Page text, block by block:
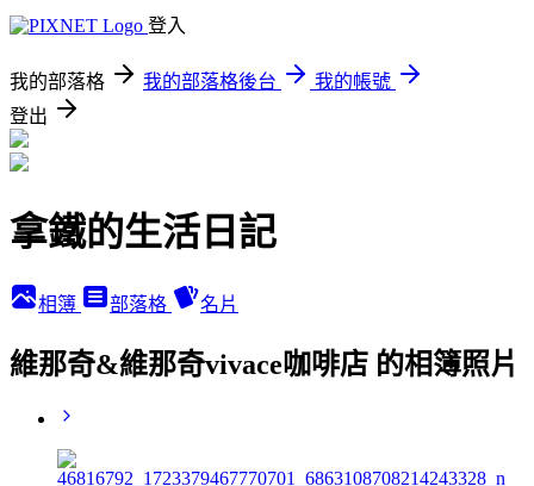
登入
我的部落格 我的部落格後台
我的帳號
登出
拿鐵的生活日記
相簿 部落格 名片
維那奇&維那奇vivace咖啡店 的相簿照片